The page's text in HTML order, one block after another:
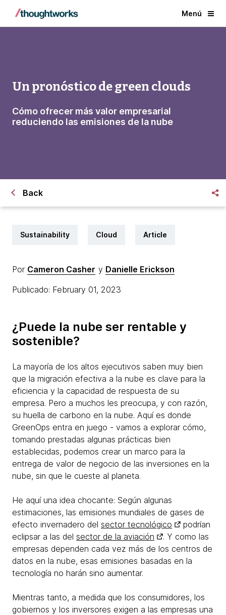
Menú
Un pronóstico de green clouds
Cómo ofrecer más valor empresarial
reduciendo las emisiones de la nube
Back
Sustainability Cloud Article
Por Cameron Casher y Danielle Erickson
Publicado: February 01, 2023
¿Puede la nube ser rentable y
sostenible?
La mayoría de los altos ejecutivos saben muy bien
que la migración efectiva a la nube es clave para la
eficiencia y la capacidad de respuesta de su
empresa. Pero a muchos les preocupa, y con razón,
su huella de carbono en la nube. Aquí es donde
GreenOps entra en juego - vamos a explorar cómo,
tomando prestadas algunas prácticas bien
establecidas, podemos crear un marco para la
entrega de valor de negocio de las inversiones en la
nube, sin que le cueste al planeta.
He aquí una idea chocante: Según algunas
estimaciones, las emisiones mundiales de gases de
efecto invernadero del sector tecnológico
podrían
eclipsar a las del sector de la aviación
. Y como las
empresas dependen cada vez más de los centros de
datos en la nube, esas emisiones basadas en la
tecnología no harán sino aumentar.
Mientras tanto, a medida que los consumidores, los
gobiernos y los inversores exigen a las empresas una